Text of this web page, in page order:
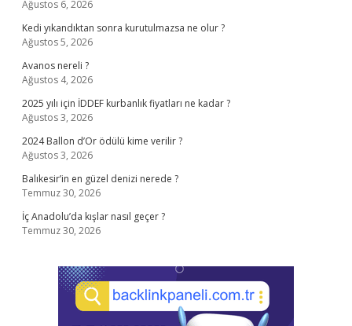
Ağustos 6, 2026
Kedi yıkandıktan sonra kurutulmazsa ne olur ?
Ağustos 5, 2026
Avanos nereli ?
Ağustos 4, 2026
2025 yılı için İDDEF kurbanlık fiyatları ne kadar ?
Ağustos 3, 2026
2024 Ballon d’Or ödülü kime verilir ?
Ağustos 3, 2026
Balıkesir’in en güzel denizi nerede ?
Temmuz 30, 2026
İç Anadolu’da kışlar nasıl geçer ?
Temmuz 30, 2026